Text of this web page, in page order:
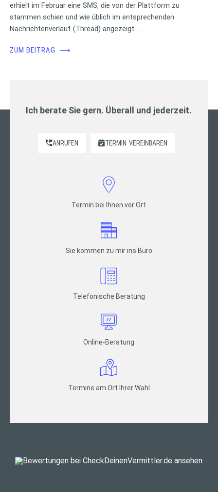
erhielt im Februar eine SMS, die von der Plattform zu
stammen schien und wie üblich im entsprechenden
Nachrichtenverlauf (Thread) angezeigt …
ZUM BEITRAG ⟶
Ich berate Sie gern. Überall und jederzeit.
ANRUFEN TERMIN VEREINBAREN
Termin bei Ihnen vor Ort
Sie kommen zu mir ins Büro
Telefonische Beratung
Online-Beratung
Termine am Ort Ihrer Wahl